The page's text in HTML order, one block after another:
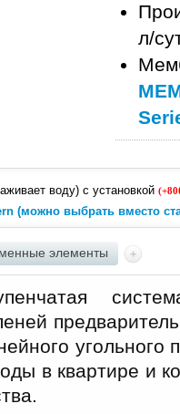
л/
воду) с установкой
(можно выбрать вместо
элементы
угольного
в квартире и